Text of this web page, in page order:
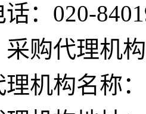
：020-
采购代理机
理机构名称